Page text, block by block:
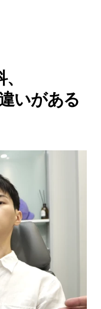
いがある